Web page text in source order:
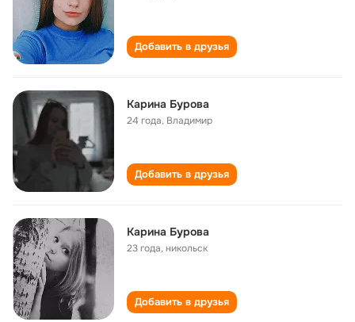
Добавить в друзья
Карина Бурова
24 года, Владимир
Добавить в друзья
Карина Бурова
23 года,никольск
Добавить в друзья